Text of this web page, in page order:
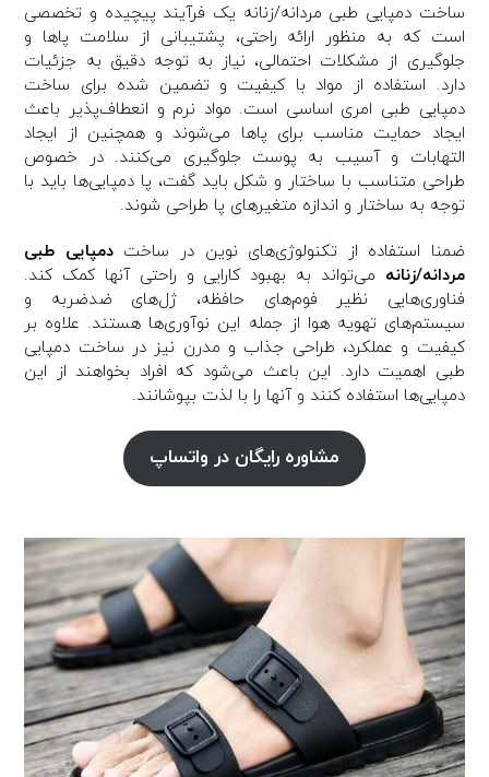
ساخت دمپایی طبی مردانه/زنانه یک فرآیند پیچیده و تخصصی
است که به منظور ارائه راحتی، پشتیبانی از سلامت پاها و
جلوگیری از مشکلات احتمالی، نیاز به توجه دقیق به جزئیات
دارد. استفاده از مواد با کیفیت و تضمین شده برای ساخت
دمپایی طبی امری اساسی است. مواد نرم و انعطاف‌پذیر باعث
ایجاد حمایت مناسب برای پاها می‌شوند و همچنین از ایجاد
التهابات و آسیب به پوست جلوگیری می‌کنند. در خصوص
طراحی متناسب با ساختار و شکل باید گفت، پا دمپایی‌ها باید با
توجه به ساختار و اندازه متغیرهای پا طراحی شوند.
ضمنا استفاده از تکنولوژی‌های نوین در ساختدمپایی طبی
مردانه/زنانه می‌تواند به بهبود کارایی و راحتی آنها کمک کند.
فناوری‌هایی نظیر فوم‌های حافظه، ژل‌های ضدضربه و
سیستم‌های تهویه هوا از جمله این نوآوری‌ها هستند. علاوه بر
کیفیت و عملکرد، طراحی جذاب و مدرن نیز در ساخت دمپایی
طبی اهمیت دارد. این باعث می‌شود که افراد بخواهند از این
دمپایی‌ها استفاده کنند و آنها را با لذت بپوشانند.
مشاوره رایگان در واتساپ